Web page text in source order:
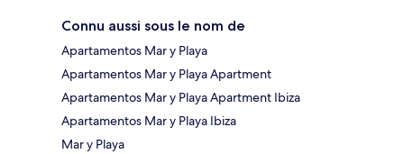
Connu aussi sous le nom de
Apartamentos Mar y Playa
Apartamentos Mar y Playa Apartment
Apartamentos Mar y Playa Apartment Ibiza
Apartamentos Mar y Playa Ibiza
Mar y Playa